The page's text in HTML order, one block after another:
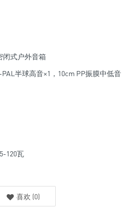
闭式户外音箱
半球高音×1，10cm PP振膜中低音
120瓦
喜欢 (0)